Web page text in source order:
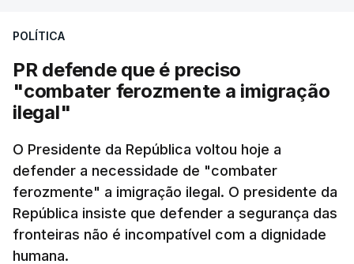
desencadeando uma ação de prevenção
articulação com a Marinha, a Autoridade Marítima
Nacional e a Força Aérea.
apreendida mais cocaína até ao momento de que
em todo o ano de 2025.
A ação de prevenção visa a deteção em alto mar
de embarcações de alta velocidade (EAV) que
utilizam a costa nacional para o tráfico de droga.
POLÍTICA
PR defende que é preciso
"combater ferozmente a imigração
ilegal"
O Presidente da República voltou hoje a
defender a necessidade de "combater
ferozmente" a imigração ilegal. O presidente da
República insiste que defender a segurança das
fronteiras não é incompatível com a dignidade
humana.